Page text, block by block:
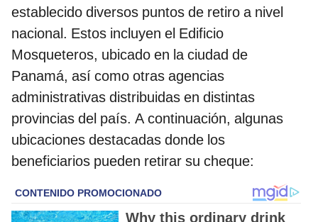
establecido diversos puntos de retiro a nivel
nacional. Estos incluyen el Edificio
Mosqueteros, ubicado en la ciudad de
Panamá, así como otras agencias
administrativas distribuidas en distintas
provincias del país. A continuación, algunas
ubicaciones destacadas donde los
beneficiarios pueden retirar su cheque: